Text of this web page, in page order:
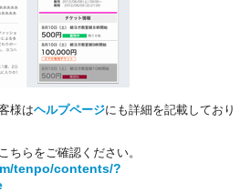
様はヘルプページにも詳細を記載しており
らをご確認ください。
tenpo/contents/?